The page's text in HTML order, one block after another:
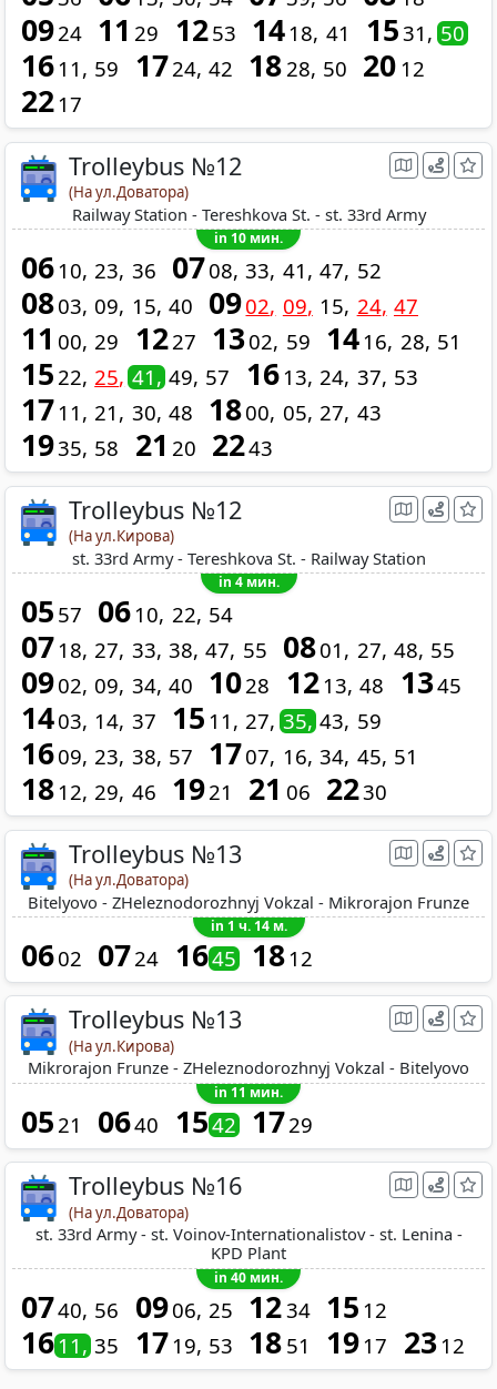
0924 11 29 1253 14 18 41 1531 50
16 11 59 1724 42 1828 50 20 12
22 17
Trolleybus №12
(На ул.Доватора)
Railway Station - Tereshkova St. - st. 33rd Army
in 10 мин.
06 10 23 36 0708 33 41 47 52
0803 09 15 40 0902 09 15 24 47
11 00 29 1227 1302 59 14 16 28 51
1522 25 41 49 57 16 13 24 37 53
17 11 21 30 48 1800 05 27 43
1935 58 21 20 2243
Trolleybus №12
(На ул.Кирова)
st. 33rd Army - Tereshkova St. - Railway Station
in 4 мин.
05 57 06 10 22 54
07 18 27 33 38 47 55 0801 27 48 55
0902 09 34 40 1028 12 13 48 1345
1403 14 37 15 11 27 35 43 59
1609 23 38 57 1707 16 34 45 51
18 12 29 46 1921 21 06 2230
Trolleybus №13
(На ул.Доватора)
Bitelyovo - ZHeleznodorozhnyj Vokzal - Mikrorajon Frunze
in 1 ч. 14 м.
0602 0724 1645 18 12
Trolleybus №13
(На ул.Кирова)
Mikrorajon Frunze - ZHeleznodorozhnyj Vokzal - Bitelyovo
in 11 мин.
0521 0640 1542 1729
Trolleybus №16
(На ул.Доватора)
st. 33rd Army - st. Voinov-Internationalistov - st. Lenina -
KPD Plant
in 40 мин.
0740 56 0906 25 1234 15 12
16 11 35 17 19 53 18 51 19 17 23 12